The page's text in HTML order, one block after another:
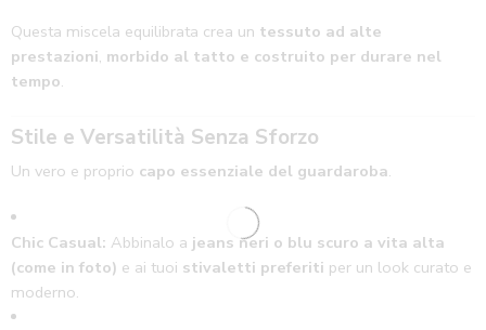
Questa miscela equilibrata crea un tessuto ad alte
prestazioni, morbido al tatto e costruito per durare nel
tempo.
Stile e Versatilità Senza Sforzo
Un vero e proprio capo essenziale del guardaroba.
Chic Casual: Abbinalo a jeans neri o blu scuro a vita alta
(come in foto) e ai tuoi stivaletti preferiti per un look curato e
moderno.